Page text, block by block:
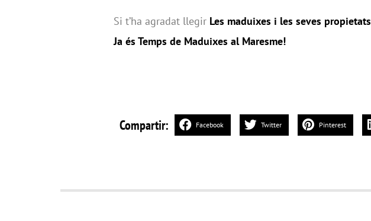
Si t’ha agradat llegir Les maduixes i les seves propietats
Ja és Temps de Maduixes al Maresme!
Compartir: Facebook Twitter Pinterest